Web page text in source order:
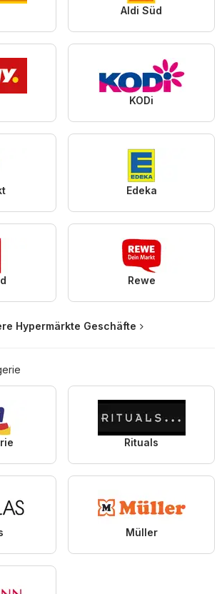
Aldi Süd
KODi
Edeka
Rewe
Hypermärkte Geschäfte
Rituals
Müller